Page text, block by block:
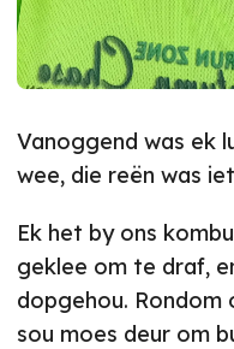
Vanoggend was ek
wee, die reën was
Ek het by ons
geklee om te draf,
dopgehou. Rondom
sou moes deur om